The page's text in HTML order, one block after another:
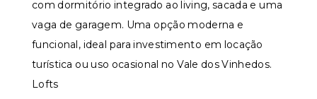
com dormitório integrado ao living, sacada e uma
vaga de garagem. Uma opção moderna e
funcional, ideal para investimento em locação
turística ou uso ocasional no Vale dos Vinhedos.
Lofts